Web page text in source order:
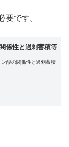
要です。
係性と過剰蓄積等
酸の関係性と過剰蓄積